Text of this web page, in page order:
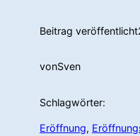
Beitrag veröffentlicht
vonSven
Schlagwörter:
Eröffnung,